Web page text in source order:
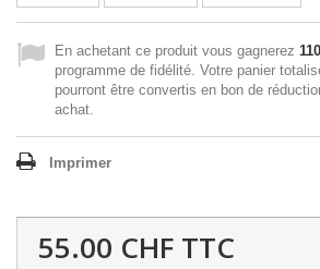
En achetant ce produit vous gagnerez
programme de fidélité. Votre panier
pourront être convertis en bon de
achat.
Imprimer
55.00 CHF TTC